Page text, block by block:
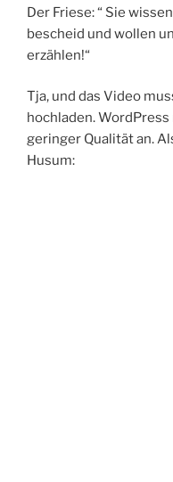
Der Friese: “ Sie
bescheid und wollen
erzählen!“
Tja, und das Video
hochladen.
geringer Qualität an.
Husum: